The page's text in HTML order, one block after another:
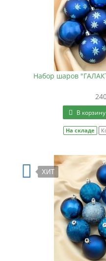
Набор шаров
В корзину
На складе
ХИТ